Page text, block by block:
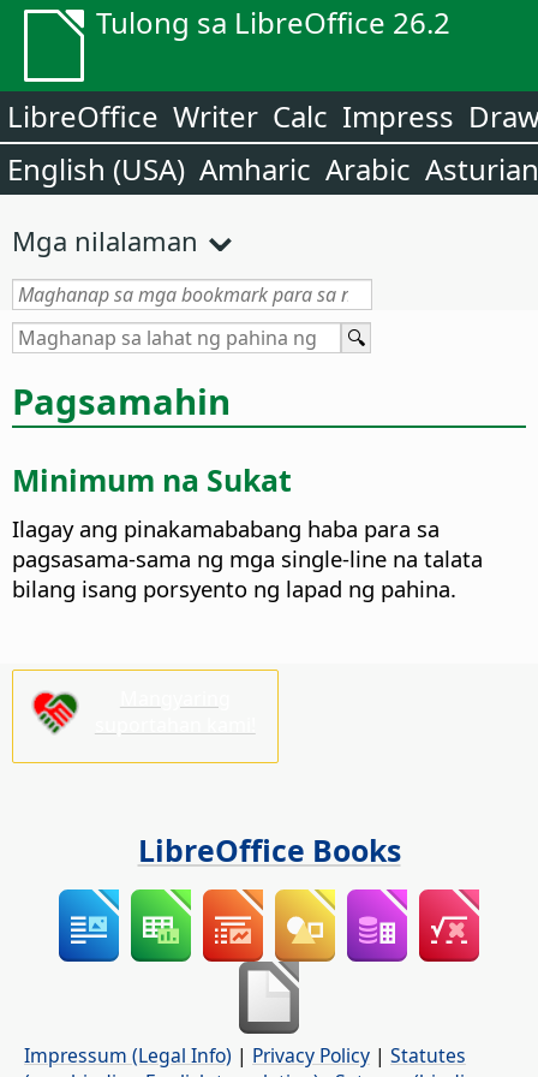
Tulong sa LibreOffice 26.2
LibreOffice Writer Calc Impress
English (USA) Amharic Arabic Asturian
Mga nilalaman
Pagsamahin
Minimum na Sukat
Ilagay ang pinakamababang haba para sa
pagsasama-sama ng mga single-line na talata
bilang isang porsyento ng lapad ng pahina.
LibreOffice Books
Impressum (Legal Info) | Privacy Policy | Statutes